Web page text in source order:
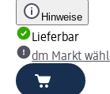
Hinweise
Lieferbar
dm Markt